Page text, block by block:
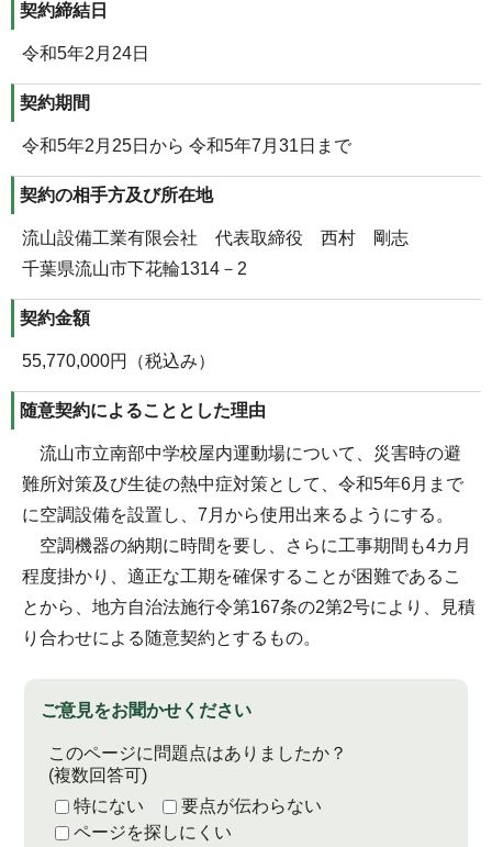
契約締結日
令和5年2月24日
契約期間
令和5年2月25日から 令和5年7月31日まで
契約の相手方及び所在地
流山設備工業有限会社 代表取締役 西村 剛志
千葉県流山市下花輪1314－2
契約金額
55,770,000円（税込み）
随意契約によることとした理由
流山市立南部中学校屋内運動場について、災害時の避
難所対策及び生徒の熱中症対策として、令和5年6月まで
に空調設備を設置し、7月から使用出来るようにする。
空調機器の納期に時間を要し、さらに工事期間も4カ月
程度掛かり、適正な工期を確保することが困難であるこ
とから、地方自治法施行令第167条の2第2号により、見積
り合わせによる随意契約とするもの。
ご意見をお聞かせください
このページに問題点はありましたか？
(複数回答可)
特にない
要点が伝わらない
ページを探しにくい